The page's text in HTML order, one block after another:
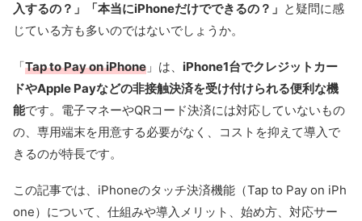
入するの？」「本当にiPhoneだけでできるの？」 と疑問に感
じている方も多いのではないでしょうか。
「Tap to Pay on iPhone 」は、 iPhone1台でクレジットカー
ドやApple Payなどの非接触決済を受け付けられる便利な機
能です。電子マネーやQRコード決済には対応していないもの
の、専用端末を用意する必要がなく、コストを抑えて導入で
きるのが特長です。
この記事では、iPhoneのタッチ決済機能（Tap to Pay on iPh
one）について、仕組みや導入メリット、始め方、対応サー